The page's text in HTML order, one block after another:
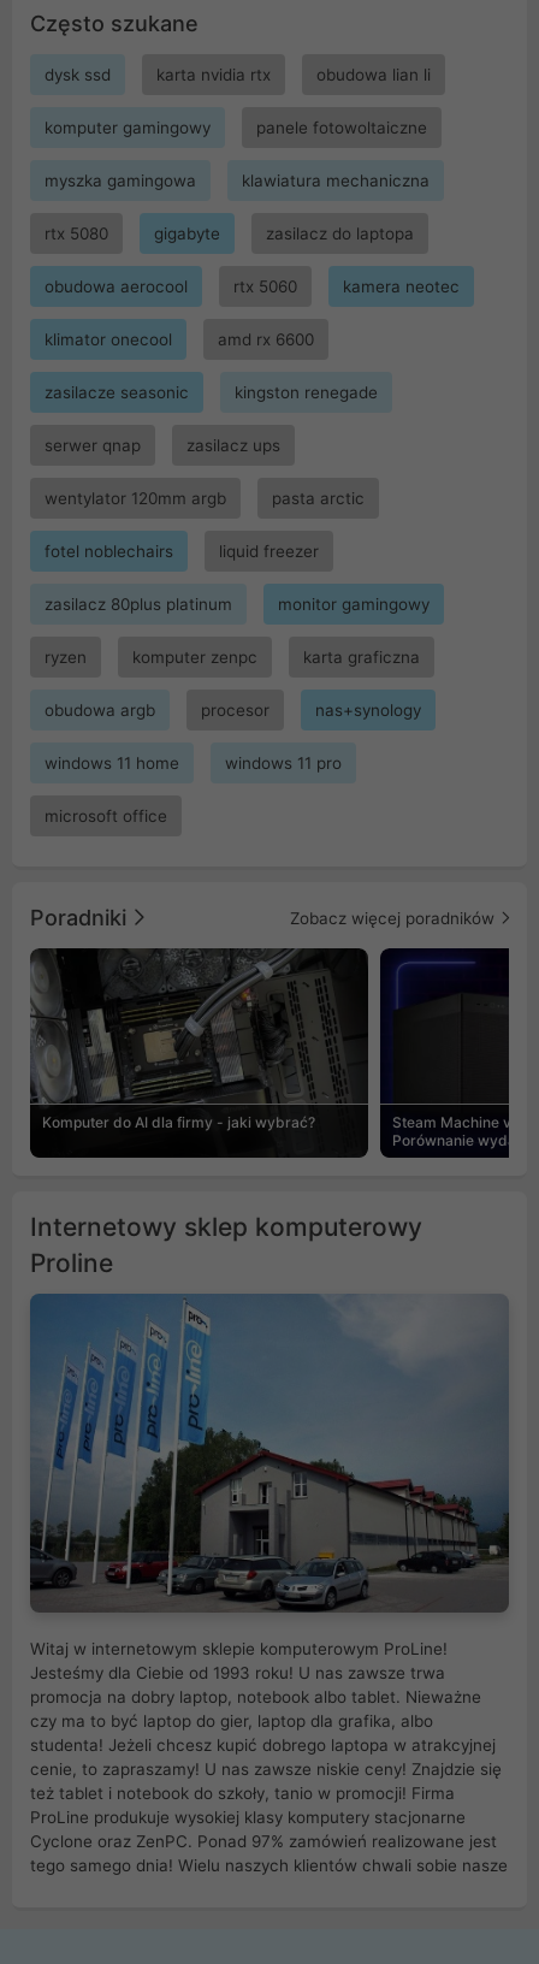
Często szukane
dysk ssd karta nvidia rtx obudowa lian li
komputer gamingowy panele fotowoltaiczne
myszka gamingowa klawiatura mechaniczna
rtx 5080 gigabyte zasilacz do laptopa
obudowa aerocool rtx 5060 kamera neotec
klimator onecool amd rx 6600
zasilacze seasonic kingston renegade
serwer qnap zasilacz ups
wentylator 120mm argb pasta arctic
fotel noblechairs liquid freezer
zasilacz 80plus platinum monitor gamingowy
ryzen komputer zenpc karta graficzna
obudowa argb procesor nas+synology
windows 11 home windows 11 pro
microsoft office
Poradniki Zobacz więcej poradników
Komputer do AI dla firmy - jaki wybrać?
Steam Machine vs
Porównanie
Internetowy sklep komputerowy
Proline
Witaj w internetowym sklepie komputerowym ProLine!
Jesteśmy dla Ciebie od 1993 roku! U nas zawsze trwa
promocja na dobry laptop, notebook albo tablet. Nieważne
czy ma to być laptop do gier, laptop dla grafika, albo
studenta! Jeżeli chcesz kupić dobrego laptopa w atrakcyjnej
cenie, to zapraszamy! U nas zawsze niskie ceny! Znajdzie się
też tablet i notebook do szkoły, tanio w promocji! Firma
ProLine produkuje wysokiej klasy komputery stacjonarne
Cyclone oraz ZenPC. Ponad 97% zamówień realizowane jest
tego samego dnia! Wielu naszych klientów chwali sobie nasze